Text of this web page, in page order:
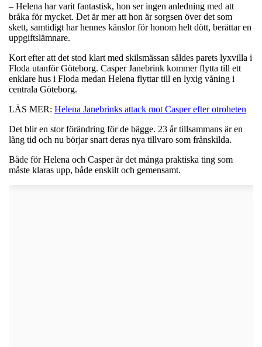
– Helena har varit fantastisk, hon ser ingen anledning med att
bråka för mycket. Det är mer att hon är sorgsen över det som
skett, samtidigt har hennes känslor för honom helt dött, berättar en
uppgiftslämnare.
Kort efter att det stod klart med skilsmässan såldes parets lyxvilla i
Floda utanför Göteborg. Casper Janebrink kommer flytta till ett
enklare hus i Floda medan Helena flyttar till en lyxig våning i
centrala Göteborg.
LÄS MER: Helena Janebrinks attack mot Casper efter otroheten
Det blir en stor förändring för de bägge. 23 år tillsammans är en
lång tid och nu börjar snart deras nya tillvaro som frånskilda.
Både för Helena och Casper är det många praktiska ting som
måste klaras upp, både enskilt och gemensamt.